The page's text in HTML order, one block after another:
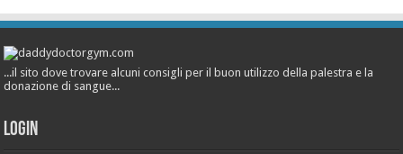
...il sito dove trovare alcuni consigli per il buon utilizzo della palestra e la
donazione di sangue...
Login